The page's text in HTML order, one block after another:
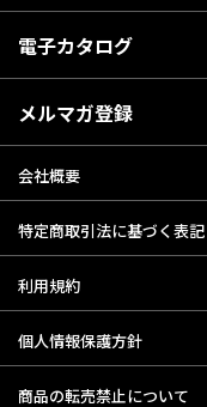
電子カタログ
メルマガ登録
会社概要
特定商取引法に基づく表記
利用規約
個人情報保護方針
商品の転売禁止について